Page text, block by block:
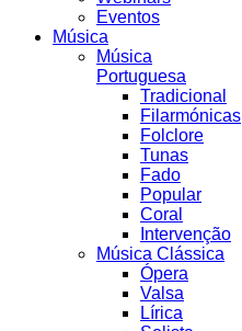
Eventos
Música
Música
Portuguesa
Tradicional
Filarmónicas
Folclore
Tunas
Fado
Popular
Coral
Intervenção
Música Clássica
Ópera
Valsa
Lírica